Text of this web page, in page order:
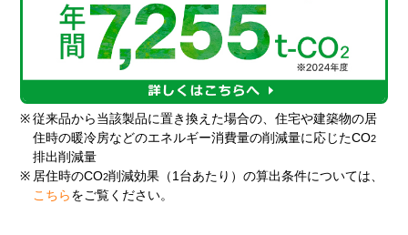
※ 従来品から当該製品に置き換えた場合の、住宅や建築物の居
住時の暖冷房などのエネルギー消費量の削減量に応じたCO2
排出削減量
※ 居住時のCO2削減効果（1台あたり）の算出条件については、
こちら をご覧ください。